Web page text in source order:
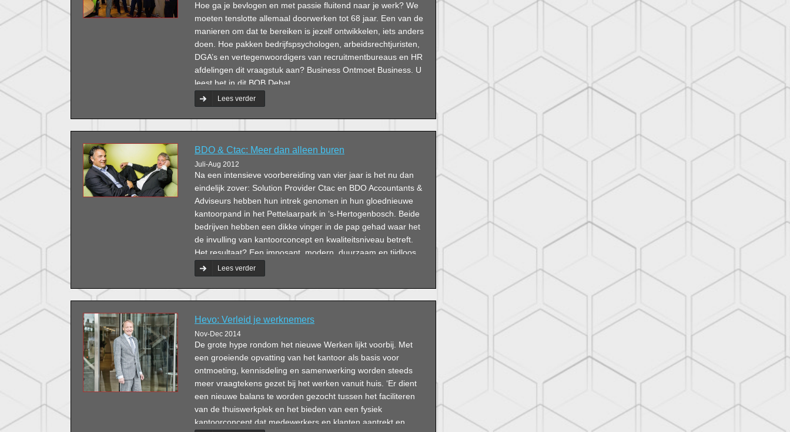
Hoe ga je bevlogen en met passie fluitend naar je werk? We
moeten tenslotte allemaal doorwerken tot 68 jaar. Een van de
manieren om dat te bereiken is jezelf ontwikkelen, iets anders
doen. Hoe pakken bedrijfspsychologen, arbeidsrechtjuristen,
DGA’s en vertegenwoordigers van recruitmentbureaus en HR
afdelingen dit vraagstuk aan? Business Ontmoet Business. U
leest het in dit BOB Debat.
Lees verder
BDO & Ctac: Meer dan alleen buren
Juli-Aug 2012
Na een intensieve voorbereiding van vier jaar is het nu dan
eindelijk zover: Solution Provider Ctac en BDO Accountants &
Adviseurs hebben hun intrek genomen in hun gloednieuwe
kantoorpand in het Pettelaarpark in ‘s-Hertogenbosch. Beide
bedrijven hebben een dikke vinger in de pap gehad waar het
de invulling van kantoorconcept en kwaliteitsniveau betreft.
Het resultaat? Een imposant, modern, duurzaam en tijdloos
kantoorpand van 12.600m² bruto vloeroppervlak met een
indrukwekkend uitzicht. Vol trots geven Hugo Cooymans en
Jeannot Evers, initiatiefnemers van de gezamenlijke
verhuizing, een rondleiding.
Lees verder
Hevo: Verleid je werknemers
Nov-Dec 2014
De grote hype rondom het nieuwe Werken lijkt voorbij. Met
een groeiende opvatting van het kantoor als basis voor
ontmoeting, kennisdeling en samenwerking worden steeds
meer vraagtekens gezet bij het werken vanuit huis. ‘Er dient
een nieuwe balans te worden gezocht tussen het faciliteren
van de thuiswerkplek en het bieden van een fysiek
kantoorconcept dat medewerkers en klanten aantrekt en